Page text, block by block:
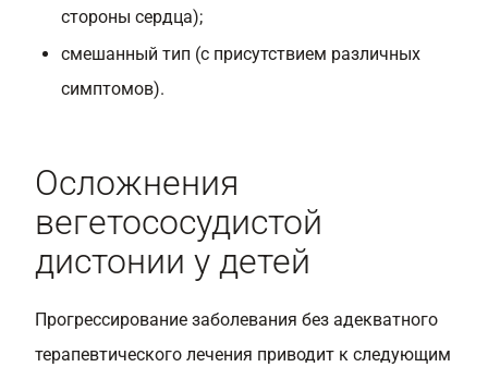
стороны сердца);
смешанный тип (с присутствием различных
симптомов).
Осложнения
вегетососудистой
дистонии у детей
Прогрессирование заболевания без адекватного
терапевтического лечения приводит к следующим